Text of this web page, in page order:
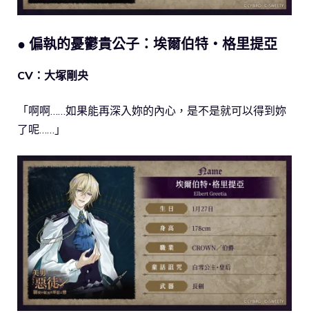
● 偏執的憂鬱貴公子：埃爾伯特・格里提亞
CV：大塚剛央
「啊啊……如果能再深入妳的內心，是不是就可以得到妳
了呢……」